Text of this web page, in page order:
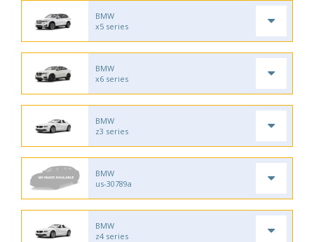
BMW
x5 series
BMW
x6 series
BMW
z3 series
BMW
us-30789a
BMW
z4 series